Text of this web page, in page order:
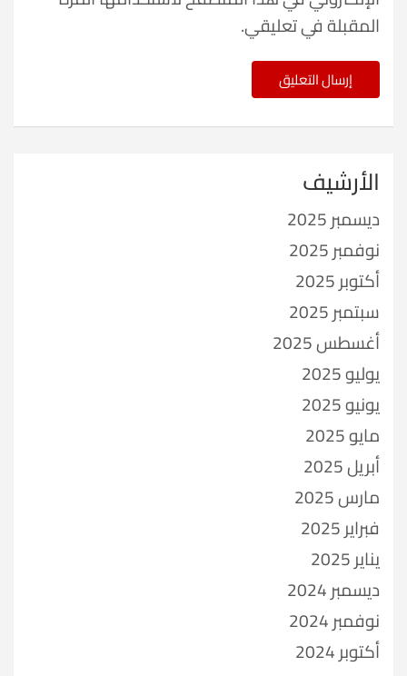
المقبلة في تعليقي.
الأرشيف
ديسمبر 2025
نوفمبر 2025
أكتوبر 2025
سبتمبر 2025
أغسطس 2025
يوليو 2025
يونيو 2025
مايو 2025
أبريل 2025
مارس 2025
فبراير 2025
يناير 2025
ديسمبر 2024
نوفمبر 2024
أكتوبر 2024